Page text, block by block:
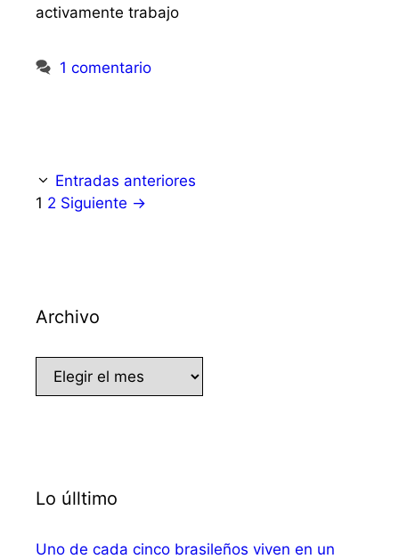
activamente trabajo
1 comentario
Entradas anteriores
Página
1 Página
2 Siguiente →
Archivo
Archivo
Lo úlltimo
Uno de cada cinco brasileños viven en un